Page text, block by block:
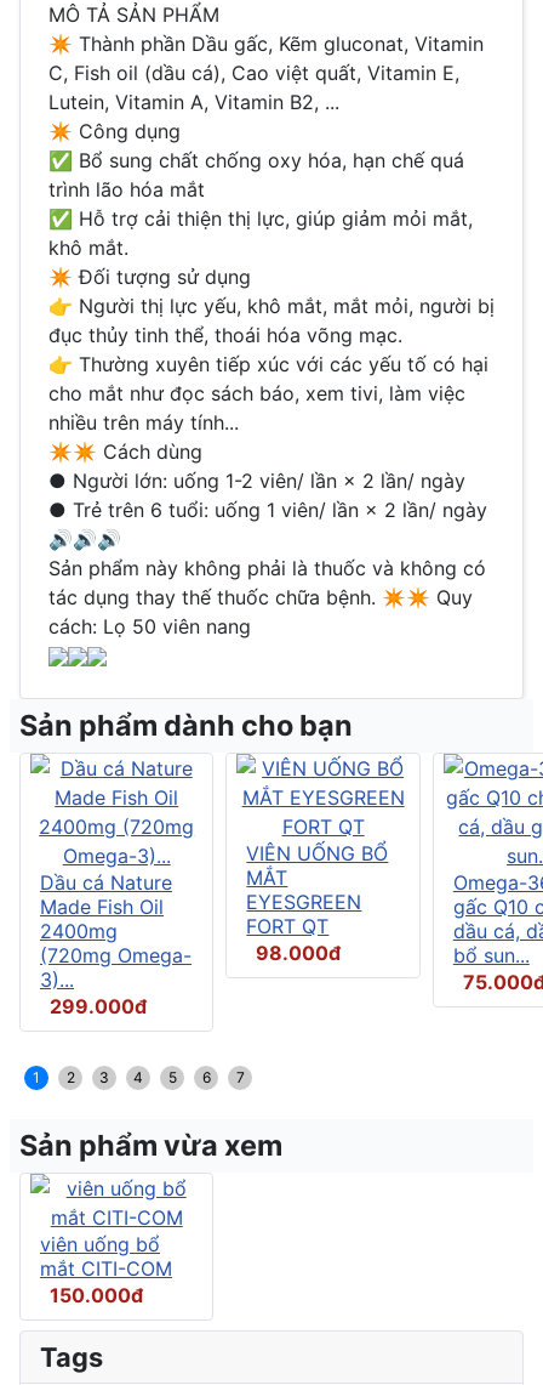
MÔ TẢ SẢN PHẨM
✴ Thành phần Dầu gấc, Kẽm gluconat, Vitamin
C, Fish oil (dầu cá), Cao việt quất, Vitamin E,
Lutein, Vitamin A, Vitamin B2, ...
✴ Công dụng
✅ Bổ sung chất chống oxy hóa, hạn chế quá
trình lão hóa mắt
✅ Hỗ trợ cải thiện thị lực, giúp giảm mỏi mắt,
khô mắt.
✴ Đối tượng sử dụng
👉 Người thị lực yếu, khô mắt, mắt mỏi, người bị
đục thủy tinh thể, thoái hóa võng mạc.
👉 Thường xuyên tiếp xúc với các yếu tố có hại
cho mắt như đọc sách báo, xem tivi, làm việc
nhiều trên máy tính...
✴✴ Cách dùng
● Người lớn: uống 1-2 viên/ lần × 2 lần/ ngày
● Trẻ trên 6 tuổi: uống 1 viên/ lần × 2 lần/ ngày
🔊🔊🔊
Sản phẩm này không phải là thuốc và không có
tác dụng thay thế thuốc chữa bệnh. ✴✴ Quy
cách: Lọ 50 viên nang
Sản phẩm dành cho bạn
Dầu cá Nature
Made Fish Oil
2400mg
(720mg Omega-
3)...
299.000đ
VIÊN UỐNG BỔ
MẮT
EYESGREEN
FORT QT
98.000đ
Omega-
gấc Q10
dầu cá,
bổ sun...
1 2 3 4 5 6 7
Sản phẩm vừa xem
viên uống bổ
mắt CITI-COM
150.000đ
Tags